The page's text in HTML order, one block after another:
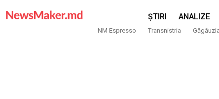
ȘTIRI ANALIZE
NM Espresso Transnistria Găgăuzia